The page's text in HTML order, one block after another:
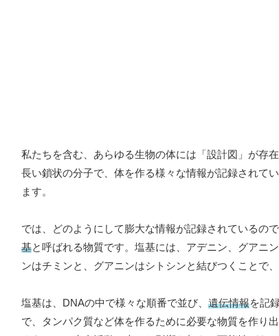
私たちを含む、あらゆる生物の体には「設計図」が存
長い鎖状の分子で、体を作る様々な情報が記録されて
ます。
では、どのようにして膨大な情報が記録されているの
基と呼ばれる物質です。塩基には、アデニン、グアニ
ンはチミンと、グアニンはシトシンと結びつくことで
塩基は、DNAの中で様々な順番で並び、 遺伝情報を記
で、タンパク質など体を作るために必要な物質を作り